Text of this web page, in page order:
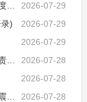
2026-07-29
2026-07-29
)
2026-07-29
2026-07-28
2026-07-28
2026-07-28